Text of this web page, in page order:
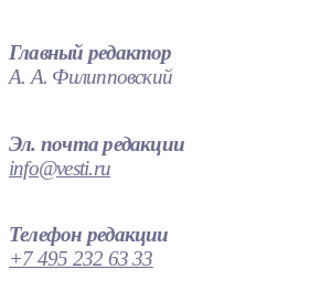
Главный редактор
А. А. Филипповский
Эл. почта редакции
info@vesti.ru
Телефон редакции
+7 495 232 63 33